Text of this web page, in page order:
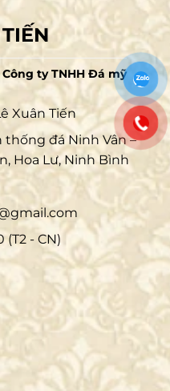
ty TNHH Đá mỹ
Xuân Tiến
đá Ninh Vân –
Hoa Lư, Ninh Bình
- CN)